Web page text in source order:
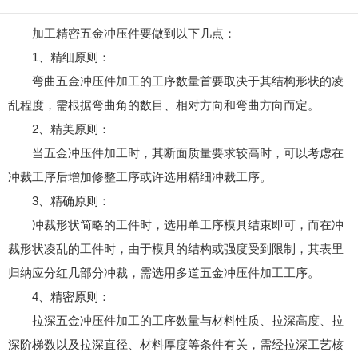
加工精密五金冲压件要做到以下几点：
1、精细原则：
弯曲五金冲压件加工的工序数量首要取决于其结构形状的凌
乱程度，需根据弯曲角的数目、相对方向和弯曲方向而定。
2、精美原则：
当五金冲压件加工时，其断面质量要求较高时，可以考虑在
冲裁工序后增加修整工序或许选用精细冲裁工序。
3、精确原则：
冲裁形状简略的工件时，选用单工序模具结束即可，而在冲
裁形状凌乱的工件时，由于模具的结构或强度受到限制，其表里
归纳应分红几部分冲裁，需选用多道五金冲压件加工工序。
4、精密原则：
拉深五金冲压件加工的工序数量与材料性质、拉深高度、拉
深阶梯数以及拉深直径、材料厚度等条件有关，需经拉深工艺核